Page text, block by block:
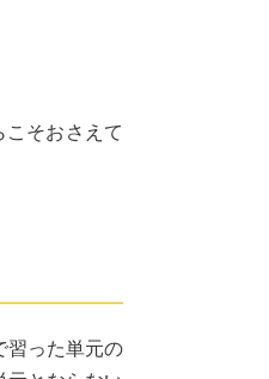
そおさえて
習った単元の